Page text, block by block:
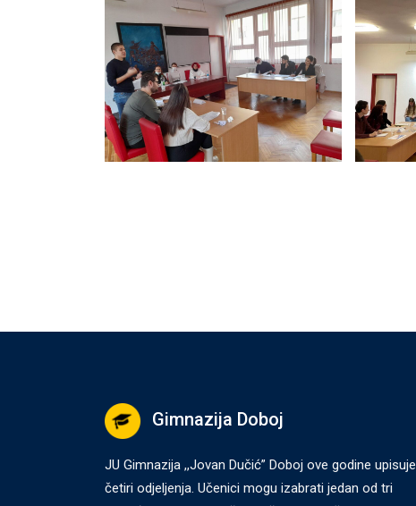
Gimnazija Doboj
JU Gimnazija ,,Jovan Dučić” Doboj ove godine upisuje
četiri odjeljenja. Učenici mogu izabrati jedan od tri